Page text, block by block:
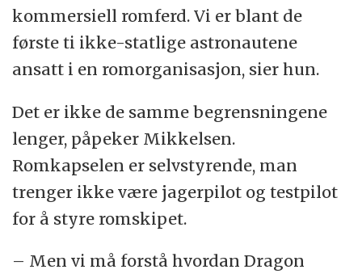
kommersiell romferd. Vi er blant de
første ti ikke-statlige astronautene
ansatt i en romorganisasjon, sier hun.
Det er ikke de samme begrensningene
lenger, påpeker Mikkelsen.
Romkapselen er selvstyrende, man
trenger ikke være jagerpilot og testpilot
for å styre romskipet.
– Men vi må forstå hvordan Dragon